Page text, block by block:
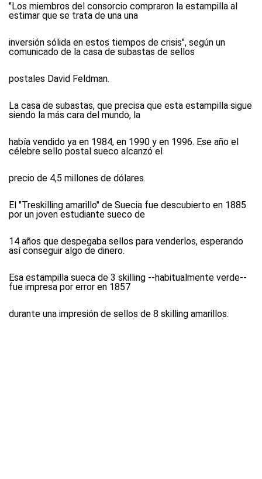
"Los miembros del consorcio compraron la estampilla al
estimar que se trata de una una
inversión sólida en estos tiempos de crisis", según un
comunicado de la casa de subastas de sellos
postales David Feldman.
La casa de subastas, que precisa que esta estampilla sigue
siendo la más cara del mundo, la
había vendido ya en 1984, en 1990 y en 1996. Ese año el
célebre sello postal sueco alcanzó el
precio de 4,5 millones de dólares.
El "Treskilling amarillo" de Suecia fue descubierto en 1885
por un joven estudiante sueco de
14 años que despegaba sellos para venderlos, esperando
así conseguir algo de dinero.
Esa estampilla sueca de 3 skilling --habitualmente verde--
fue impresa por error en 1857
durante una impresión de sellos de 8 skilling amarillos.